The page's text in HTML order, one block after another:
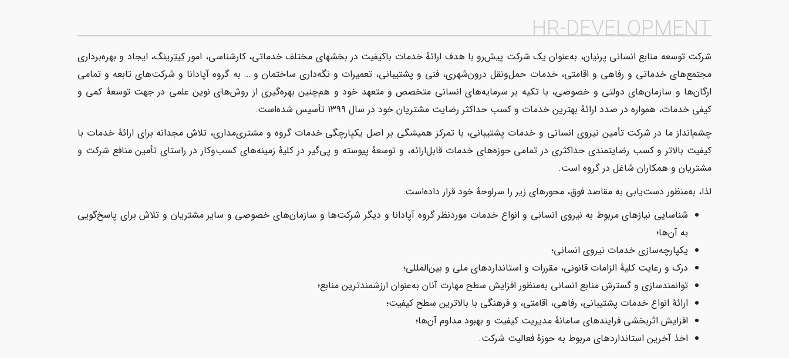
HR-DEVELOPMENT
شرکت توسعه منابع انسانی پرنیان، به‌عنوان یک شرکت پیش‌رو با هدف ارائهٔ خدمات باکیفیت در بخش­های مختلف خدماتی، کارشناسی، امور کِیتِرینگ، ایجاد و بهره‌برداری
مجتمع‌های خدماتی و رفاهی و اقامتی، خدمات حمل‌ونقل درون‌شهری، فنی و پشتیبانی، تعمیرات و نگه‌داری ساختمان و … به گروه آپادانا و شرکت‌های تابعه و تمامی
ارگان‌ها و سازمان‌های دولتی و خصوصی، با تکیه بر سرمایه‌های انسانی متخصص و متعهد خود و هم‌چنین بهره‌گیری از روش‌های نوین علمی در جهت توسعهٔ کمی و
کیفی خدمات، همواره در صدد ارائهٔ بهترین خدمات و کسب حداکثر رضایت مشتریان خود در سال ۱۳۹۹ تأسیس شده‌است.
چشم‌انداز ما در شرکت تأمین نیروی انسانی و خدمات پشتیبانی، با تمرکز همیشگی بر اصل یکپارچگی خدمات گروه و مشتری‌مداری، تلاش مجدانه برای ارائهٔ خدمات با
کیفیت بالاتر و کسب رضایتمندی حداکثری در تمامی حوزه‌های خدمات قابل‌ارائه، و توسعهٔ پیوسته و پی‌گیر در کلیهٔ زمینه‌های کسب‌وکار در راستای تأمین منافع شرکت و
مشتریان و همکاران شاغل در گروه است.
لذا، به‌منظور دست‌یابی به مقاصد فوق، محورهای زیر را سرلوحهٔ خود قرار داده‌است:
شناسایی نیازهای مربوط به نیروی انسانی و انواع خدمات موردنظر گروه آپادانا و دیگر شرکت‌ها و سازمان‌های خصوصی و سایر مشتریان و تلاش برای پاسخ‌گویی
به آن‌ها؛
یکپارچه‌سازی خدمات نیروی انسانی؛
درک و رعایت کلیهٔ الزامات قانونی، مقررات و استانداردهای ملی و بین‌المللی؛
توانمندسازی و گسترش منابع انسانی به‌منظور افزایش سطح مهارت آنان به‌عنوان ارزشمندترین منابع؛
ارائهٔ انواع خدمات پشتیبانی، رفاهی، اقامتی، و فرهنگی با بالاترین سطح کیفیت؛
افزایش اثربخشی فرایندهای سامانهٔ مدیریت کیفیت و بهبود مداوم آن‌ها؛
اخذ آخرین استانداردهای مربوط به حوزهٔ فعالیت شرکت.